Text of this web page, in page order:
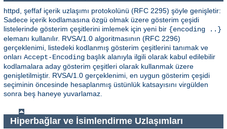
httpd, şeffaf içerik uzlaşımı protokolünü (RFC 2295) şöyle genişletir:
Sadece içerik kodlamasına özgü olmak üzere gösterim çeşidi
listelerinde gösterim çeşitlerini imlemek için yeni bir {encoding ..}
elemanı kullanılır. RVSA/1.0 algoritmasının (RFC 2296)
gerçeklenimi, listedeki kodlanmış gösterim çeşitlerini tanımak ve
onları Accept-Encoding başlık alanıyla ilgili olarak kabul edilebilir
kodlamalara aday gösterim çeşitleri olarak kullanmak üzere
genişletilmiştir. RVSA/1.0 gerçeklenimi, en uygun gösterim çeşidi
seçiminin öncesinde hesaplanmış üstünlük katsayısını virgülden
sonra beş haneye yuvarlamaz.
Hiperbağlar ve İsimlendirme Uzlaşımları